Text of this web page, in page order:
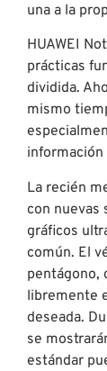
una a la
HUAWEI
prácticas
dividida.
mismo
información
La recién
con nuevas
gráficos
común. El
pentágono,
libremente
deseada.
se
estándar